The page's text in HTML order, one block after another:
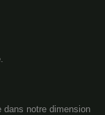
dans notre dimension